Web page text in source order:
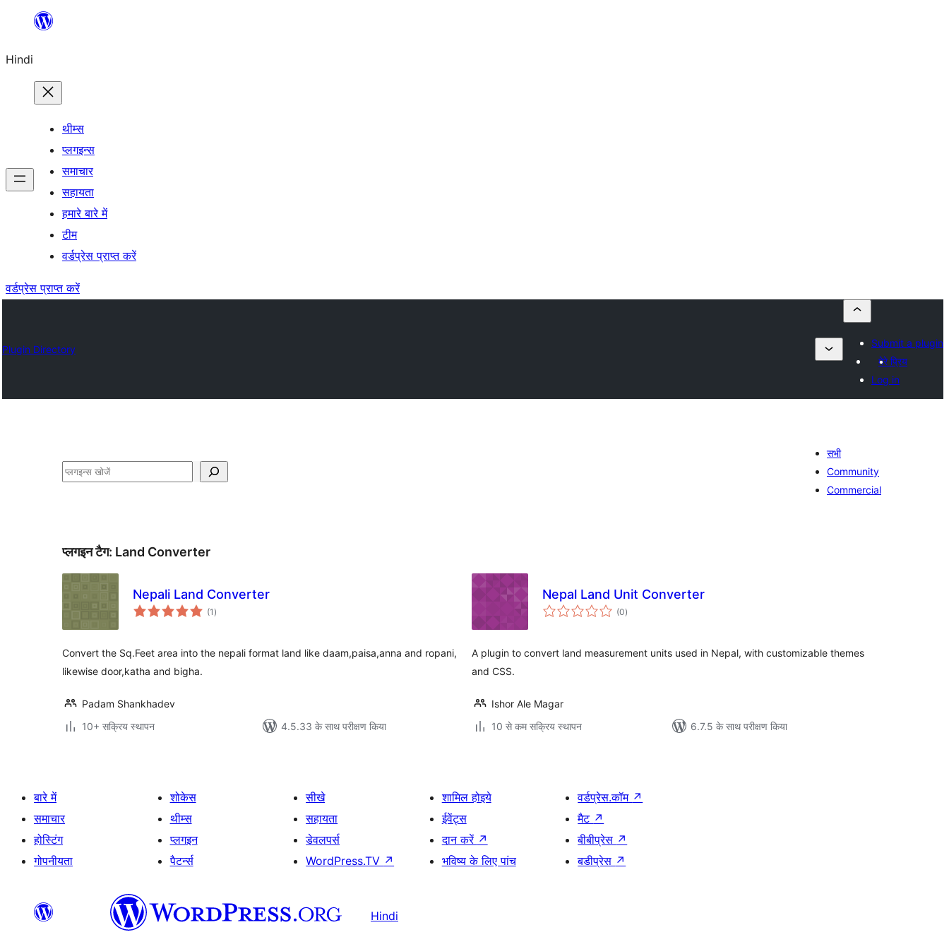
सामग्री
जाएं
Hindi
थीम्स
प्लगइन्स
समाचार
सहायता
हमारे बारे में
टीम
वर्डप्रेस प्राप्त करें
वर्डप्रेस प्राप्त करें
Plugin Directory
Submit a plugin
मेरे प्रिय
Log in
खोजें
सभी
Community
Commercial
प्लगइन टैग: Land Converter
Nepali Land Converter
(1 कुल
दर)
Convert the Sq.Feet area into the nepali format land like daam,paisa,anna and ropani,
likewise door,katha and bigha.
Padam Shankhadev
10+ सक्रिय स्थापन
4.5.33 के साथ परीक्षण किया
Nepal Land Unit Converter
(0कुल
दर)
A plugin to convert land measurement units used in Nepal, with customizable themes
and CSS.
Ishor Ale Magar
10 से कम सक्रिय स्थापन
6.7.5 के साथ परीक्षण किया
बारे में
समाचार
होस्टिंग
गोपनीयता
शोकेस
थीम्स
प्लगइन
पैटर्न्स
सीखे
सहायता
डेवलपर्स
WordPress.TV ↗
शामिल होइये
ईवेंट्स
दान करें ↗
भविष्य के लिए पांच
वर्डप्रेस.कॉम ↗
मैट ↗
बीबीप्रेस ↗
बडीप्रेस ↗
Hindi